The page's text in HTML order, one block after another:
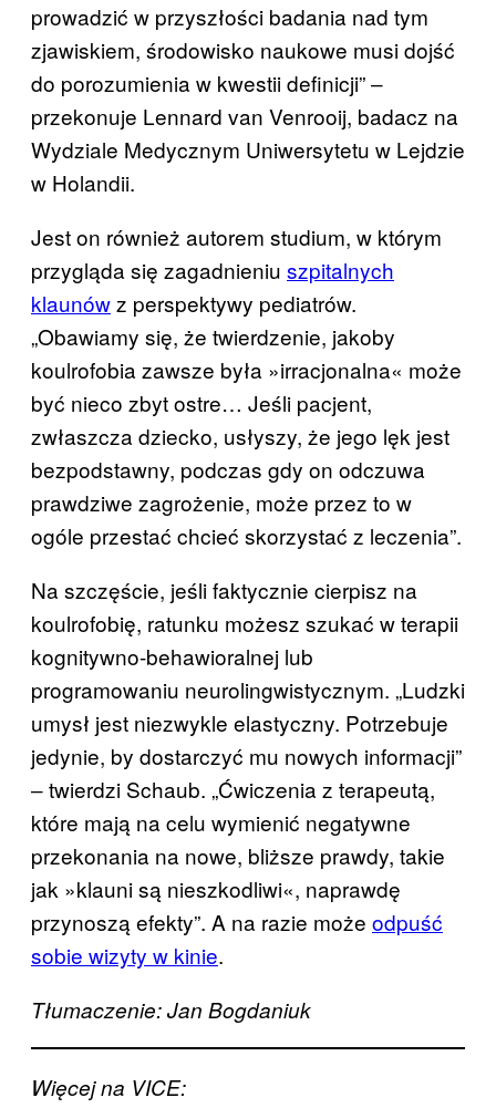
prowadzić w przyszłości badania nad tym
zjawiskiem, środowisko naukowe musi dojść
do porozumienia w kwestii definicji” ‒
przekonuje Lennard van Venrooij, badacz na
Wydziale Medycznym Uniwersytetu w Lejdzie
w Holandii.
Jest on również autorem studium, w którym
przygląda się zagadnieniu szpitalnych
klaunówz perspektywy pediatrów.
„Obawiamy się, że twierdzenie, jakoby
koulrofobia zawsze była »irracjonalna« może
być nieco zbyt ostre… Jeśli pacjent,
zwłaszcza dziecko, usłyszy, że jego lęk jest
bezpodstawny, podczas gdy on odczuwa
prawdziwe zagrożenie, może przez to w
ogóle przestać chcieć skorzystać z leczenia”.
Na szczęście, jeśli faktycznie cierpisz na
koulrofobię, ratunku możesz szukać w terapii
kognitywno-behawioralnej lub
programowaniu neurolingwistycznym. „Ludzki
umysł jest niezwykle elastyczny. Potrzebuje
jedynie, by dostarczyć mu nowych informacji”
‒ twierdzi Schaub. „Ćwiczenia z terapeutą,
które mają na celu wymienić negatywne
przekonania na nowe, bliższe prawdy, takie
jak »klauni są nieszkodliwi«, naprawdę
przynoszą efekty”. A na razie może odpuść
sobie wizyty w kinie.
Tłumaczenie: Jan Bogdaniuk
Więcej na VICE: